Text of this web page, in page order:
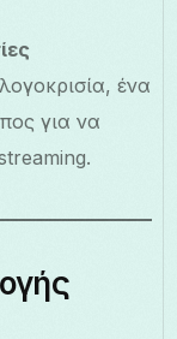
ένα
για να